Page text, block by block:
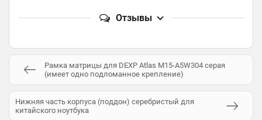
Отзывы
Рамка матрицы для DEXP Atlas M15-A5W304 серая
(имеет одно подломанное крепление)
Нижняя часть корпуса (поддон) серебристый для
китайского ноутбука